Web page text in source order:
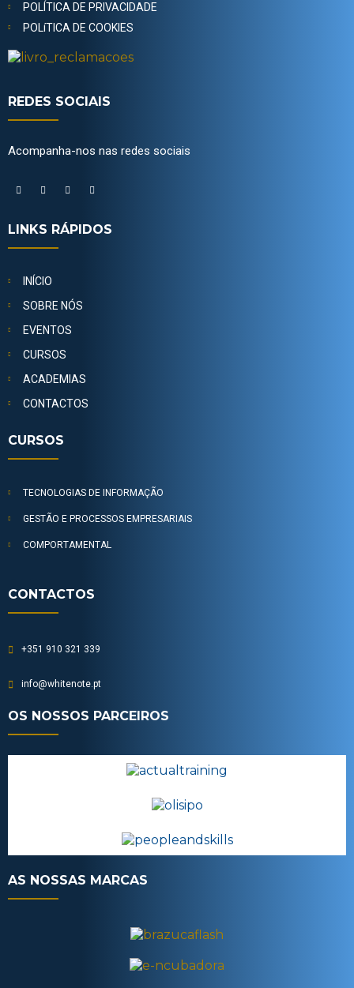
POLÍTICA DE PRIVACIDADE
POLíTICA DE COOKIES
REDES SOCIAIS
Acompanha-nos nas redes sociais
LINKS RÁPIDOS
INÍCIO
SOBRE NÓS
EVENTOS
CURSOS
ACADEMIAS
CONTACTOS
CURSOS
TECNOLOGIAS DE INFORMAÇÃO
GESTÃO E PROCESSOS EMPRESARIAIS
COMPORTAMENTAL
CONTACTOS
+351 910 321 339
info@whitenote.pt
OS NOSSOS PARCEIROS
AS NOSSAS MARCAS